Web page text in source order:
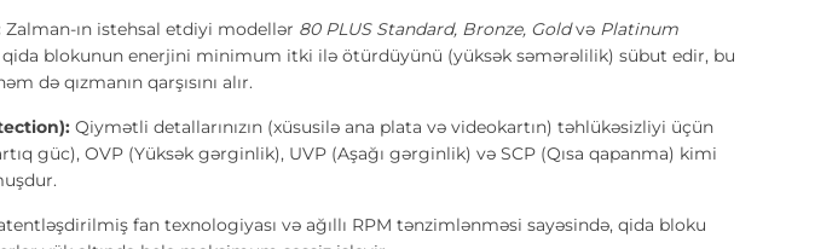
Zalman-ın istehsal etdiyi modellər 80 PLUS Standard, Bronze, Goldvə Platinum
blokunun enerjini minimum itki ilə ötürdüyünü (yüksək səmərəlilik) sübut edir, bu
də qızmanın qarşısını alır.
Qiymətli detallarınızın (xüsusilə ana plata və videokartın) təhlükəsizliyi üçün
güc), OVP (Yüksək gərginlik), UVP (Aşağı gərginlik) və SCP (Qısa qapanma) kimi
fan texnologiyası və ağıllı RPM tənzimlənməsi sayəsində, qida bloku